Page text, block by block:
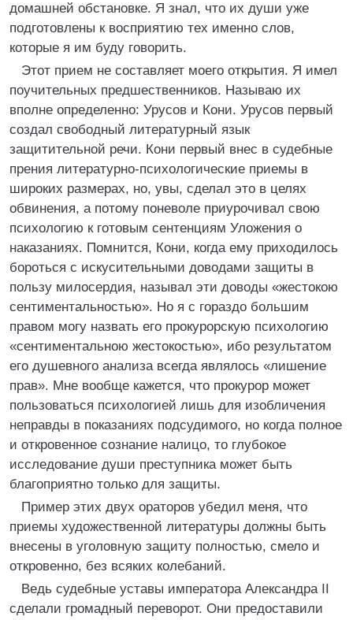
домашней обстановке. Я знал, что их души уже
подготовлены к восприятию тех именно слов,
которые я им буду говорить.
Этот прием не составляет моего открытия. Я имел
поучительных предшественников. Называю их
вполне определенно: Урусов и Кони. Урусов первый
создал свободный литературный язык
защитительной речи. Кони первый внес в судебные
прения литературно-психологические приемы в
широких размерах, но, увы, сделал это в целях
обвинения, а потому поневоле приурочивал свою
психологию к готовым сентенциям Уложения о
наказаниях. Помнится, Кони, когда ему приходилось
бороться с искусительными доводами защиты в
пользу милосердия, называл эти доводы «жестокою
сентиментальностью». Но я с гораздо большим
правом могу назвать его прокурорскую психологию
«сентиментальною жестокостью», ибо результатом
его душевного анализа всегда являлось «лишение
прав». Мне вообще кажется, что прокурор может
пользоваться психологией лишь для изобличения
неправды в показаниях подсудимого, но когда полное
и откровенное сознание налицо, то глубокое
исследование души преступника может быть
благоприятно только для защиты.
Пример этих двух ораторов убедил меня, что
приемы художественной литературы должны быть
внесены в уголовную защиту полностью, смело и
откровенно, без всяких колебаний.
Ведь судебные уставы императора Александра II
сделали громадный переворот. Они предоставили